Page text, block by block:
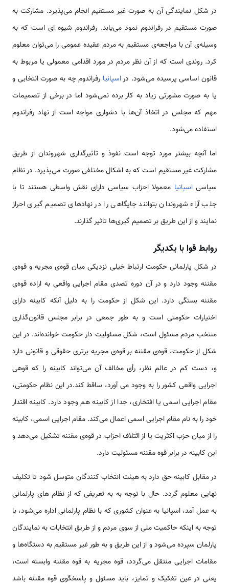
در شکل نمایندگی آن به صورت غیر مستقیم انجام می‌پذیرد. مشارکت به
صورت مستقیم در رفراندوم نمود می‌یابد. رفراندوم شیوه ای است که به
وسیله‌­ی آن با مراجعه­‌ی مستقیم به مردم عقیده عمومی را می‌توان معلوم
کرد. روندی است که از آن نظر مردم در مورد اقدامی معمولی یا مربوط به
قانون اساسی پرسیده می‌شود. دراسپانیا رفراندوم چه به صورت انتخابی و
یا به صورت مشورتی زیاد به کار برده نمی‌شود اما در برخی از تصمیمات
مهم که مجلس در اتخاذ آن‌ها با دشواری مواجه است از نهاد رفراندوم
استفاده می‌شود.
اما آنچه بیشتر مورد توجه است نفوذ و تاثیر‌گذاری شهروندان از طریق
مشارکت غیر مستقیم است که به اشکال مختلفی صورت می‌پذیرد. در نظام
سیاسیاسپانیا معمولا احزاب سیاسی دارای نقش واسطی هستند تا با
جلب آراء شهروندان بتوانند جایگاهی را در نهادهای تصمیم گیری احراز
نمایند و از این طریق بر تصمیم گیری‌ها تاثیر گذارند.
روابط قوا با یکدیگر
در شکل پارلمانی حکومت ارتباط خیلی نزدیکی میان قوه­­‌ی مجریه و قوه­‌ی
مقننه وجود دارد و در آن دوره تصدی مقام اجرایی واقعی به اراده قوه‌­ی
مقننه بستگی دارد. این شکل از حکومت را به دلیل آنکه کابینه دارای
اختیارات حکومتی است و به طور جمعی در برابر مجلس قانون‌گذاری
منتخب مردم مسئول است، شکل مسئولیت دار حکومت خوانده‌اند. در این
شکل از حکومت، قوه­‌ی مقننه بر قوه‌­ی مجریه برتری حقوقی و قانونی دارد
و، دست کم در عالم نظر، رأی مخالف آن می‌تواند کابینه را که قوه­ی
اجرایی واقعی کشور را به وجود می آورد، ساقط کند.در این نظام حکومتی،
مقام اجرایی اسمی یا افتخاری، جدا از کابینه هم وجود دارد. کابینه اقتدار
خود را به نام مقام اجرایی اسمی اعمال می‌کند. مقام اجرایی اسمی، کابینه
را از میان حزب اکثریت یا از ائتلاف احزاب در قوه‌­ی مقننه تشکیل می‌دهد و
این کابینه در برابر قوه­ مقننه مسئولیت دارد.
در مقابل کابینه حق دارد به هیئت انتخاب کنندگان متوسل شود تا تکلیف
نهایی معلوم گردد. حال با توجه به به تعریفی که از نظام های پارلمانی
به عمل آمد، اسپانیا به عنوان کشوری که با نظام پارلمانی اداره می‌شود، با
توجه به اینکه حاکمیت ملی از سوی مردم و از طریق انتخابات به نمایندگان
پارلمان سپرده می‌شود و از این طریق و به طور غیر مستقیم به دستگاه‌ها و
مقامات اجرایی منتقل می‌گردد، قوه مجریه به قوه مقننه وابسته است،
یعنی در عین تفکیک و تمایز، باید مسئول و پاسخگوی قوه مقننه باشد